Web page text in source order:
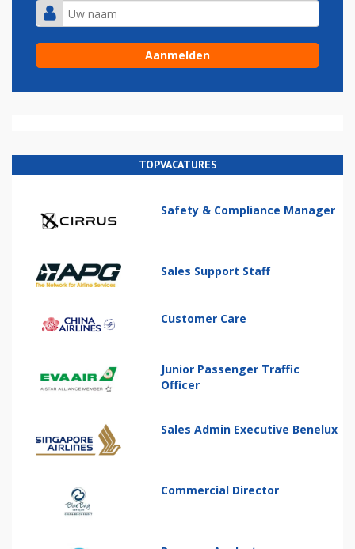
TOPVACATURES
Safety & Compliance Manager
Sales Support Staff
Customer Care
Junior Passenger Traffic
Officer
Sales Admin Executive Benelux
Commercial Director